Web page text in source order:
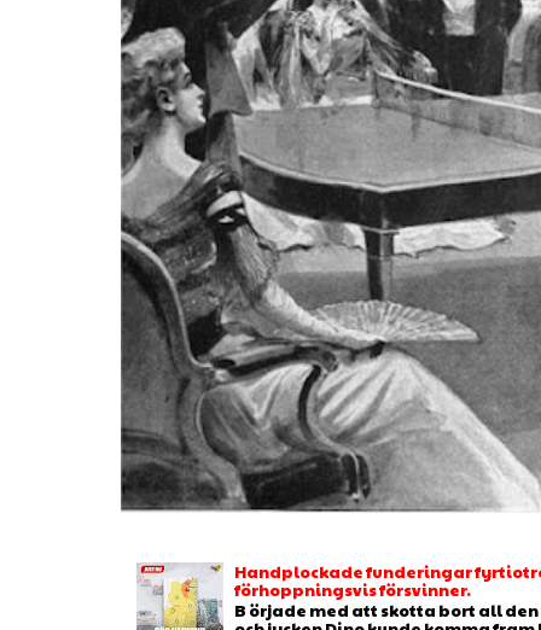
Handplockade funderingar
förhoppningsvis försvinner.
B örjade med att skotta bort all